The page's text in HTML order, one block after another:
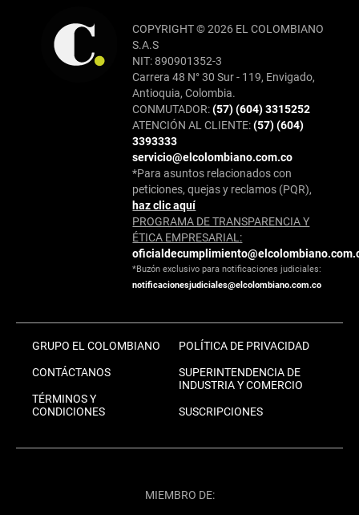
COPYRIGHT © 2026 EL COLOMBIANO
S.A.S
NIT: 890901352-3
Carrera 48 N° 30 Sur - 119, Envigado,
Antioquia, Colombia.
CONMUTADOR:(57) (604) 3315252
ATENCIÓN AL CLIENTE:(57) (604)
3393333
servicio@elcolombiano.com.co
*Para asuntos relacionados con
peticiones, quejas y reclamos (PQR),
haz clic aquí
PROGRAMA DE TRANSPARENCIA Y
ÉTICA EMPRESARIAL:
*Buzón exclusivo para notificaciones judiciales:
notificacionesjudiciales@elcolombiano.com.co
GRUPO EL COLOMBIANO
CONTÁCTANOS
TÉRMINOS Y
CONDICIONES
POLÍTICA DE PRIVACIDAD
SUPERINTENDENCIA DE
INDUSTRIA Y COMERCIO
SUSCRIPCIONES
MIEMBRO DE: